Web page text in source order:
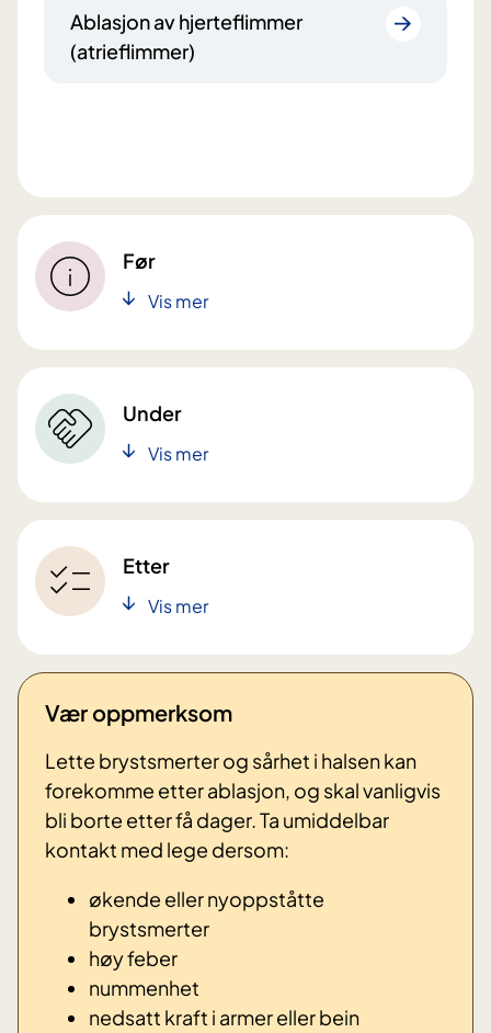
Ablasjon av hjerteflimmer
(atrieflimmer)
Før
Vis mer
Under
Vis mer
Etter
Vis mer
Vær oppmerksom
Lette brystsmerter og sårhet i halsen kan
forekomme etter ablasjon, og skal vanligvis
bli borte etter få dager. Ta umiddelbar
kontakt med lege dersom:
økende eller nyoppståtte
brystsmerter
høy feber
nummenhet
nedsatt kraft i armer eller bein